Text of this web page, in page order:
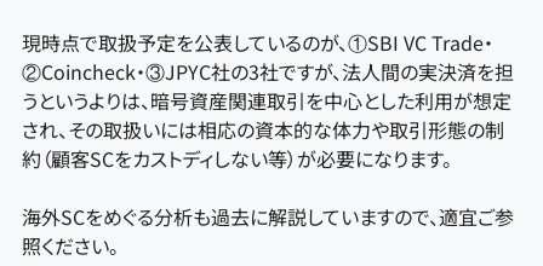
現時点で取扱予定を公表しているのが、①SBI VC Trade・
②Coincheck・③JPYC社の3社ですが、法人間の実決済を担
うというよりは、暗号資産関連取引を中心とした利用が想定
され、その取扱いには相応の資本的な体力や取引形態の制
約（顧客SCをカストディしない等）が必要になります。
海外SCをめぐる分析も過去に解説していますので、適宜ご参
照ください。